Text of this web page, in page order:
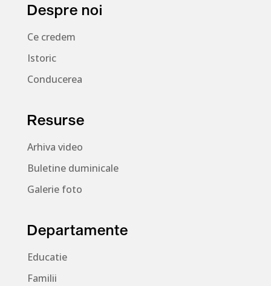
Despre noi
Ce credem
Istoric
Conducerea
Resurse
Arhiva video
Buletine duminicale
Galerie foto
Departamente
Educatie
Familii